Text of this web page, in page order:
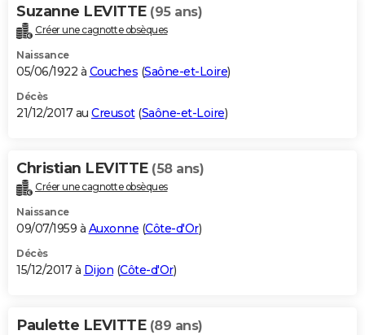
Suzanne LEVITTE (95 ans)
Créer une cagnotte obsèques
Naissance
05/06/1922 à Couches (Saône-et-Loire)
Décès
21/12/2017 au Creusot(Saône-et-Loire)
Christian LEVITTE (58 ans)
Créer une cagnotte obsèques
Naissance
09/07/1959 à Auxonne (Côte-d'Or)
Décès
15/12/2017 à Dijon (Côte-d'Or)
Paulette LEVITTE (89 ans)